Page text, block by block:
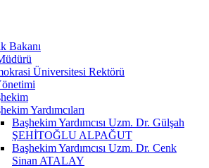
Bakanı
Üniversitesi Rektörü
Yardımcıları
Başhekim Yardımcısı Uzm. Dr. Gülşah
ŞEHİTOĞLU ALPAĞUT
Başhekim Yardımcısı Uzm. Dr. Cenk
Sinan ATALAY